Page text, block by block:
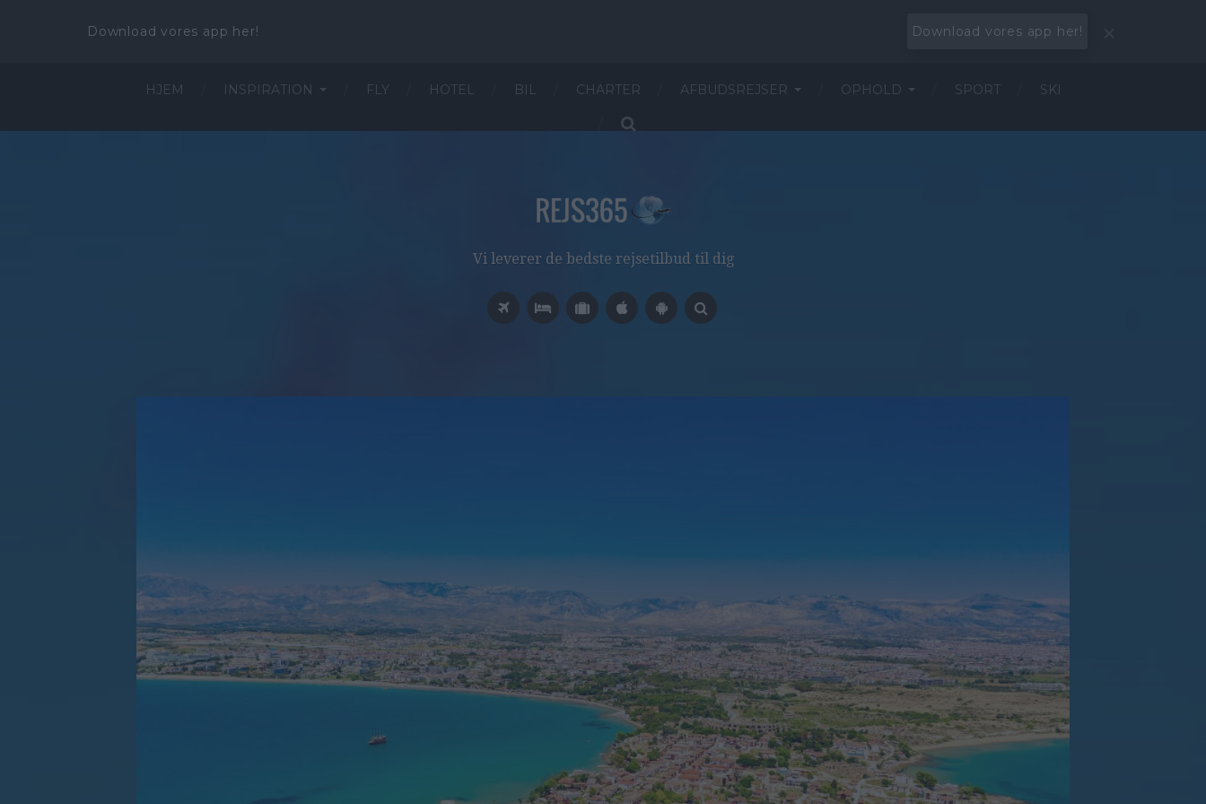
Download vores app her! Download vores app her!
HJEM INSPIRATION FLY HOTEL BIL CHARTER AFBUDSREJSER OPHOLD SPORT SKI
Vi leverer de bedste rejsetilbud til dig